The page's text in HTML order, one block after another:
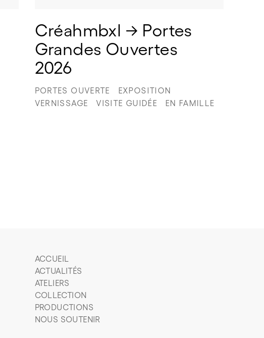
Créahmbxl → Portes
Grandes Ouvertes
2026
PORTES OUVERTE
EXPOSITION
VERNISSAGE
VISITE GUIDÉE EN FAMILLE
ACCUEIL
ACTUALITÉS
ATELIERS
COLLECTION
PRODUCTIONS
NOUS SOUTENIR